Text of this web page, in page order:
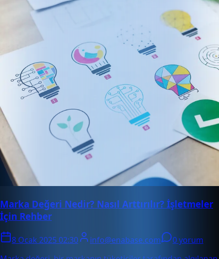
Marka Değeri Nedir? Nasıl Arttırılır? İşletmeler
İçin Rehber
8 Ocak 2025 02:30 info@enabase.com
0 yorum